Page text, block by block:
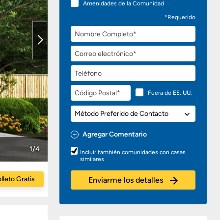
Amenidades de la Comunidad
*Requerido
Nombre
Completo
Correo
electrónico
Teléfono
Código
Postal
Fuera de EE. UU.
Método
Preferido
de
Contacto
Agregar Comentario
Preguntas
o
Comentarios
Incluir también comunidades con casas
similares
Enviarme los detalles
1/4
Gratis